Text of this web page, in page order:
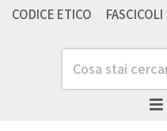
Cerca
CODICE ETICO
FASCICOLI